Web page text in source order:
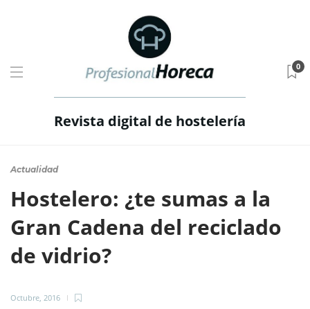
Revista digital de hostelería
0
Actualidad
Hostelero: ¿te sumas a la
Gran Cadena del reciclado
de vidrio?
Octubre, 2016